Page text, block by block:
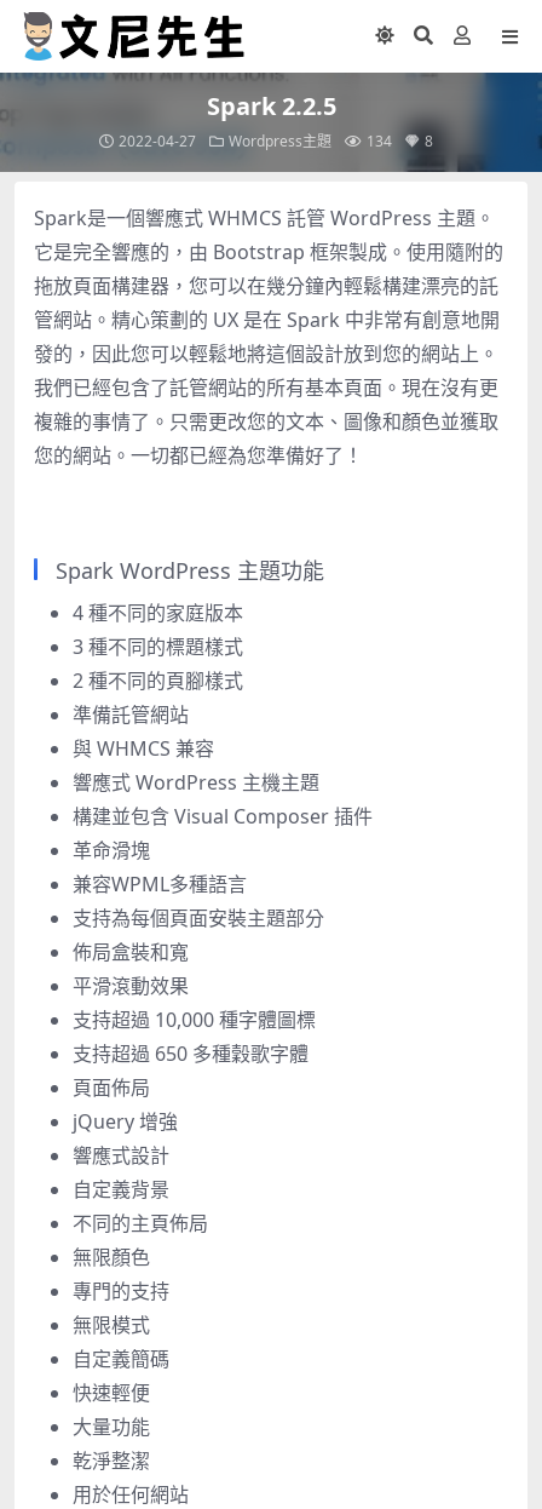
Spark 2.2.5
2022-04-27 Wordpress主題 134 8
Spark是一個響應式 WHMCS 託管 WordPress 主題。
它是完全響應的，由 Bootstrap 框架製成。使用隨附的
拖放頁面構建器，您可以在幾分鐘內輕鬆構建漂亮的託
管網站。精心策劃的 UX 是在 Spark 中非常有創意地開
發的，因此您可以輕鬆地將這個設計放到您的網站上。
我們已經包含了託管網站的所有基本頁面。現在沒有更
複雜的事情了。只需更改您的文本、圖像和顏色並獲取
您的網站。一切都已經為您準備好了！
Spark WordPress 主題功能
4 種不同的家庭版本
3 種不同的標題樣式
2 種不同的頁腳樣式
準備託管網站
與 WHMCS 兼容
響應式 WordPress 主機主題
構建並包含 Visual Composer 插件
革命滑塊
兼容WPML多種語言
支持為每個頁面安裝主題部分
佈局盒裝和寬
平滑滾動效果
支持超過 10,000 種字體圖標
支持超過 650 多種穀歌字體
頁面佈局
jQuery 增強
響應式設計
自定義背景
不同的主頁佈局
無限顏色
專門的支持
無限模式
自定義簡碼
快速輕便
大量功能
乾淨整潔
用於任何網站